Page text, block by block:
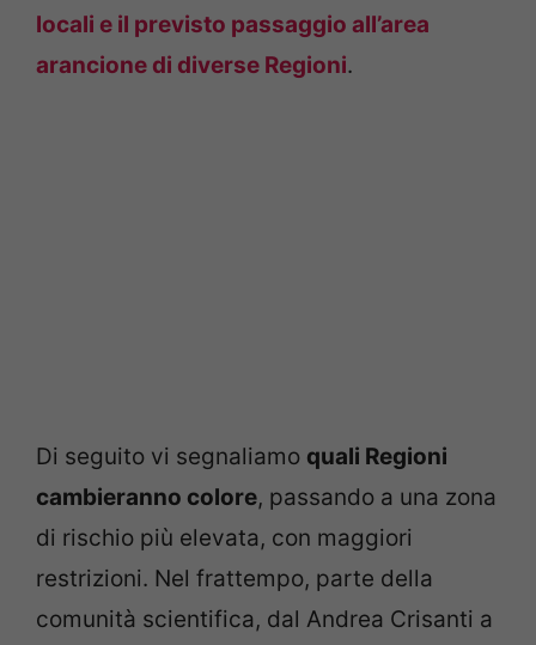
locali e il previsto passaggio all’area
arancione di diverse Regioni.
Di seguito vi segnaliamo quali Regioni
cambieranno colore, passando a una zona
di rischio più elevata, con maggiori
restrizioni. Nel frattempo, parte della
comunità scientifica, dal Andrea Crisanti a